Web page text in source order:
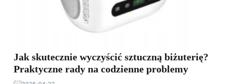
Jak skutecznie wyczyścić sztuczną biżuterię?
Praktyczne rady na codzienne problemy